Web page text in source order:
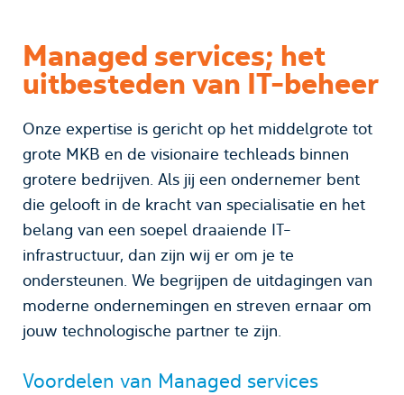
Managed services; het
uitbesteden van IT-beheer
Onze expertise is gericht op het middelgrote tot
grote MKB en de visionaire techleads binnen
grotere bedrijven. Als jij een ondernemer bent
die gelooft in de kracht van specialisatie en het
belang van een soepel draaiende IT-
infrastructuur, dan zijn wij er om je te
ondersteunen. We begrijpen de uitdagingen van
moderne ondernemingen en streven ernaar om
jouw technologische partner te zijn.
Voordelen van Managed services